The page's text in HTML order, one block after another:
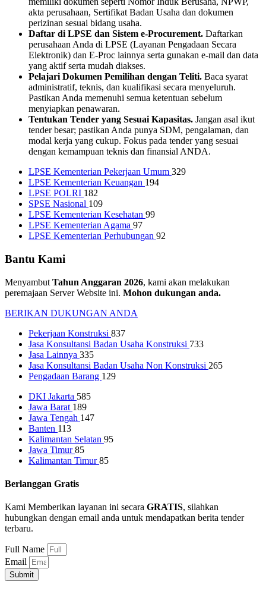
akta perusahaan, Sertifikat Badan Usaha dan dokumen
perizinan sesuai bidang usaha.
Daftar di LPSE dan Sistem e-Procurement. Daftarkan
perusahaan Anda di LPSE (Layanan Pengadaan Secara
Elektronik) dan E-Proc lainnya serta gunakan e-mail dan data
yang aktif serta mudah diakses.
Pelajari Dokumen Pemilihan dengan Teliti. Baca syarat
administratif, teknis, dan kualifikasi secara menyeluruh.
Pastikan Anda memenuhi semua ketentuan sebelum
menyiapkan penawaran.
Tentukan Tender yang Sesuai Kapasitas. Jangan asal ikut
tender besar; pastikan Anda punya SDM, pengalaman, dan
modal kerja yang cukup. Fokus pada tender yang sesuai
dengan kemampuan teknis dan finansial ANDA.
LPSE Kementerian Pekerjaan Umum 329
LPSE Kementerian Keuangan 194
LPSE POLRI 182
SPSE Nasional 109
LPSE Kementerian Kesehatan 99
LPSE Kementerian Agama 97
LPSE Kementerian Perhubungan 92
Bantu Kami
Menyambut Tahun Anggaran 2026, kami akan melakukan
peremajaan Server Website ini. Mohon dukungan anda.
BERIKAN DUKUNGAN ANDA
Pekerjaan Konstruksi 837
Jasa Konsultansi Badan Usaha Konstruksi 733
Jasa Lainnya 335
Jasa Konsultansi Badan Usaha Non Konstruksi 265
Pengadaan Barang 129
DKI Jakarta 585
Jawa Barat 189
Jawa Tengah 147
Banten 113
Kalimantan Selatan 95
Jawa Timur85
Kalimantan Timur85
Berlanggan Gratis
Kami Memberikan layanan ini secara GRATIS, silahkan
hubungkan dengan email anda untuk mendapatkan berita tender
terbaru.
Full Name
Email
Submit